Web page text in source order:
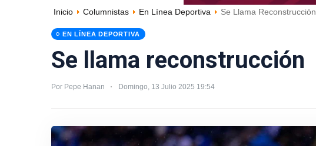
Inicio Columnistas En Línea Deportiva Se Llama Reconstrucción
EN LÍNEA DEPORTIVA
Se llama reconstrucción
Por Pepe Hanan Domingo, 13 Julio 2025 19:54